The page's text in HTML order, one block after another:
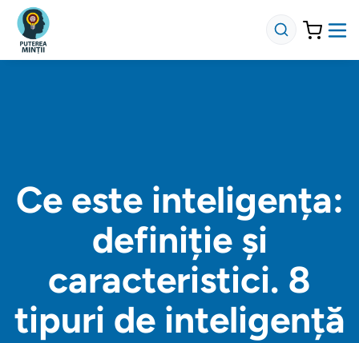
Ce este inteligența:
definiție și
caracteristici. 8
tipuri de inteligență